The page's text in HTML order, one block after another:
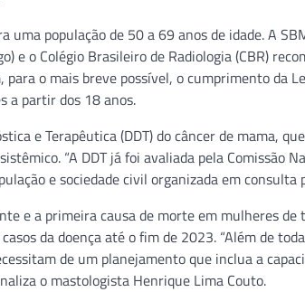
população de 50 a 69 anos de idade. A
e o Colégio Brasileiro de Radiologia (CBR)
o mais breve possível, o cumprimento da
a partir dos 18 anos.
e Terapêutica (DDT) do câncer de mama,
“A DDT já foi avaliada pela Comissão
e sociedade civil organizada em consulta
e a primeira causa de morte em mulheres de
da doença até o fim de 2023. “Além de
de um planejamento que inclua a
o mastologista Henrique Lima Couto.